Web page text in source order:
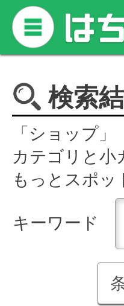
検索
「ショップ
カテゴリと小
もっとスポ
キーワード